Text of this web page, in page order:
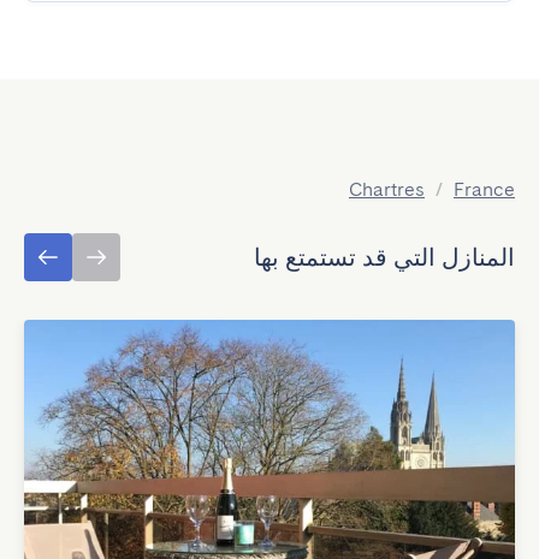
France
/
Chartres
المنازل التي قد تستمتع بها